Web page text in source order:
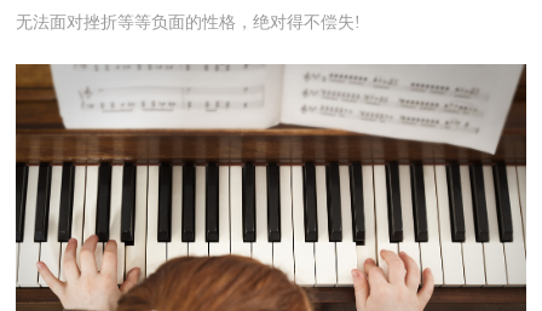
无法面对挫折等等负面的性格，绝对得不偿失!